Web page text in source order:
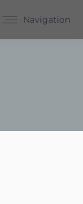
Navigation